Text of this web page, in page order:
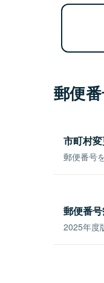
郵便
市町村
郵便番号
郵便番
2025年度